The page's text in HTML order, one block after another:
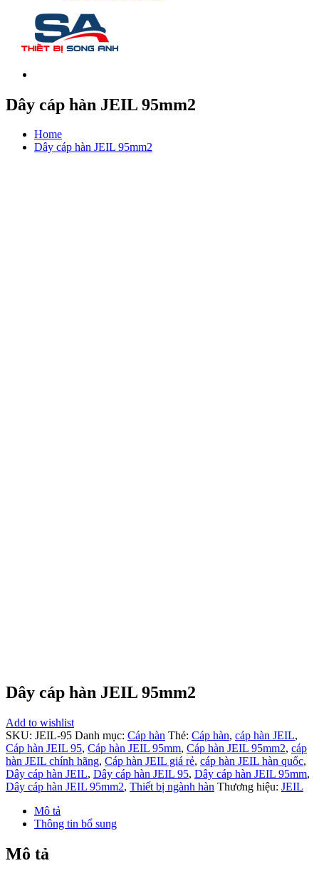
Dây cáp hàn JEIL 95mm2
Home
Dây cáp hàn JEIL 95mm2
Dây cáp hàn JEIL 95mm2
Add to wishlist
SKU: JEIL-95 Danh mục: Cáp hàn Thẻ: Cáp hàn, cáp hàn JEIL,
Cáp hàn JEIL 95, Cáp hàn JEIL 95mm, Cáp hàn JEIL 95mm2, cáp
hàn JEIL chính hãng, Cáp hàn JEIL giá rẻ, cáp hàn JEIL hàn quốc,
Dây cáp hàn JEIL, Dây cáp hàn JEIL 95, Dây cáp hàn JEIL 95mm,
Dây cáp hàn JEIL 95mm2, Thiết bị ngành hàn Thương hiệu: JEIL
Mô tả
Thông tin bổ sung
Mô tả